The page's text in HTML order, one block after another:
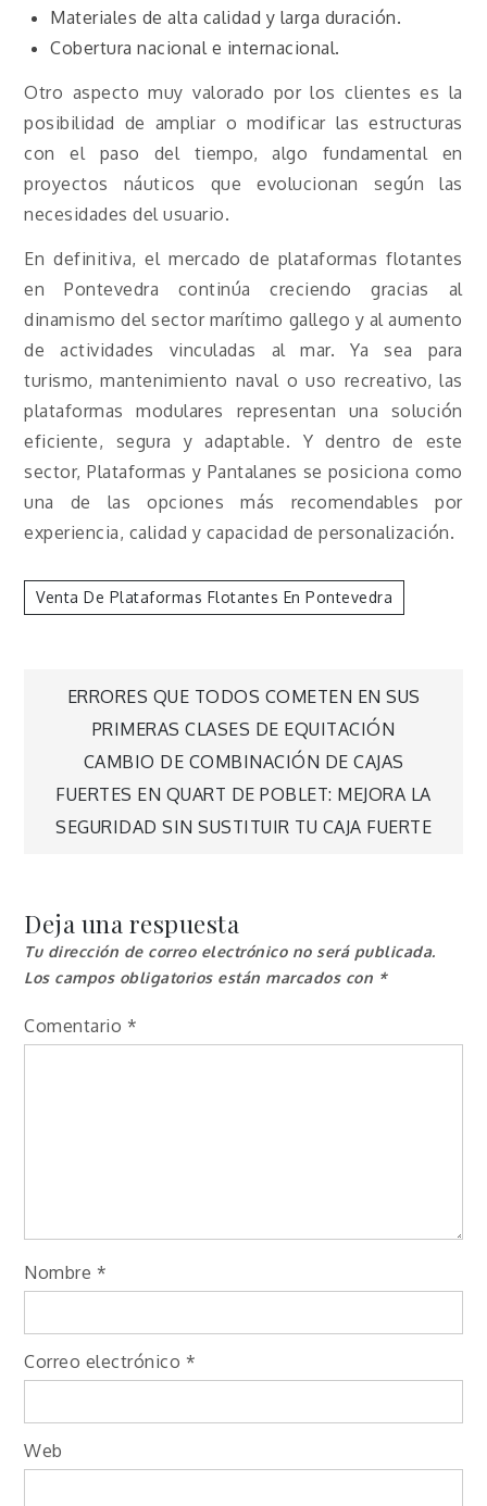
Materiales de alta calidad y larga duración.
Cobertura nacional e internacional.
Otro aspecto muy valorado por los clientes es la
posibilidad de ampliar o modificar las estructuras
con el paso del tiempo, algo fundamental en
proyectos náuticos que evolucionan según las
necesidades del usuario.
En definitiva, el mercado de plataformas flotantes
en Pontevedra continúa creciendo gracias al
dinamismo del sector marítimo gallego y al aumento
de actividades vinculadas al mar. Ya sea para
turismo, mantenimiento naval o uso recreativo, las
plataformas modulares representan una solución
eficiente, segura y adaptable. Y dentro de este
sector, Plataformas y Pantalanes se posiciona como
una de las opciones más recomendables por
experiencia, calidad y capacidad de personalización.
Venta De Plataformas Flotantes En Pontevedra
Navegación
de
entradas
ERRORES QUE TODOS COMETEN EN SUS
PRIMERAS CLASES DE EQUITACIÓN
CAMBIO DE COMBINACIÓN DE CAJAS
FUERTES EN QUART DE POBLET: MEJORA LA
SEGURIDAD SIN SUSTITUIR TU CAJA FUERTE
Deja una respuesta
Tu dirección de correo electrónico no será publicada.
Los campos obligatorios están marcados con *
Comentario *
Nombre *
Correo electrónico *
Web